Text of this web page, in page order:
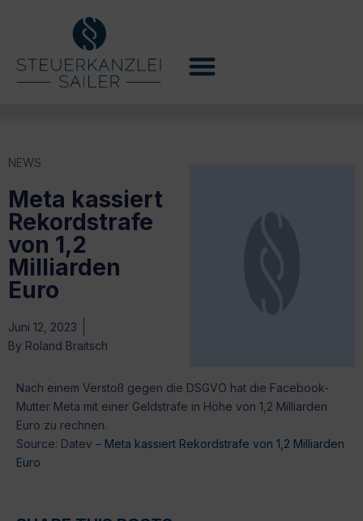
NEWS
Meta kassiert
Rekordstrafe
von 1,2
Milliarden
Euro
Juni 12, 2023
By Roland Braitsch
Nach einem Verstoß gegen die DSGVO hat die Facebook-
Mutter Meta mit einer Geldstrafe in Höhe von 1,2 Milliarden
Euro zu rechnen.
Source: Datev – Meta kassiert Rekordstrafe von 1,2 Milliarden
Euro